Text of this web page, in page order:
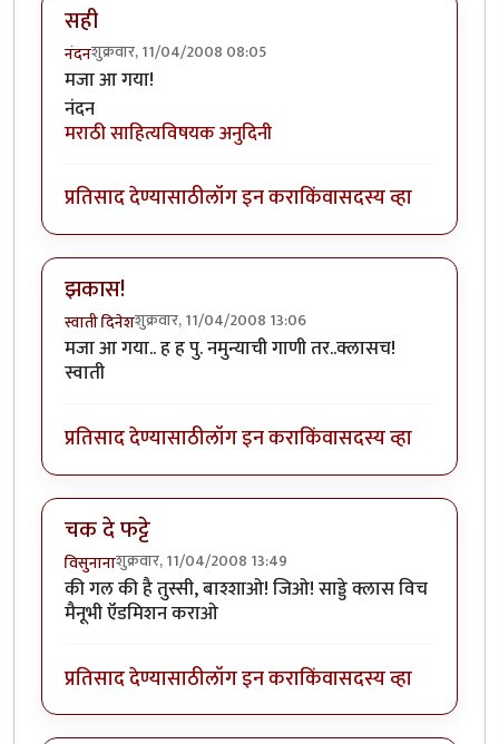
सही
नंदनशुक्रवार, 11/04/2008 08:05
मजा आ गया!
नंदन
मराठी साहित्यविषयक अनुदिनी
प्रतिसाद देण्यासाठीलॉग इन कराकिंवासदस्य व्हा
झकास!
स्वाती दिनेशशुक्रवार, 11/04/2008 13:06
मजा आ गया.. ह ह पु. नमुन्याची गाणी तर..क्लासच!
स्वाती
प्रतिसाद देण्यासाठीलॉग इन कराकिंवासदस्य व्हा
चक दे फट्टे
विसुनानाशुक्रवार, 11/04/2008 13:49
की गल की है तुस्सी, बाश्शाओ! जिओ! साड्डे क्लास विच
मैनूभी ऍडमिशन कराओ
प्रतिसाद देण्यासाठीलॉग इन कराकिंवासदस्य व्हा